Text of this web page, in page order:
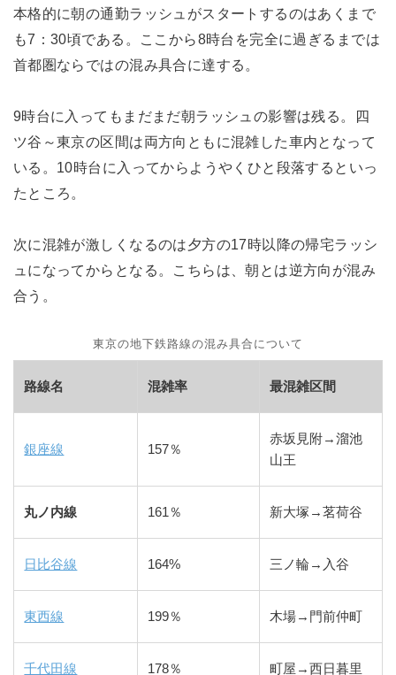
本格的に朝の通勤ラッシュがスタートするのはあくまで
も7：30頃である。ここから8時台を完全に過ぎるまでは
首都圏ならではの混み具合に達する。
9時台に入ってもまだまだ朝ラッシュの影響は残る。四
ツ谷～東京の区間は両方向ともに混雑した車内となって
いる。10時台に入ってからようやくひと段落するといっ
たところ。
次に混雑が激しくなるのは夕方の17時以降の帰宅ラッシ
ュになってからとなる。こちらは、朝とは逆方向が混み
合う。
東京の地下鉄路線の混み具合について
路線名 混雑率 最混雑区間
銀座線 157％
赤坂見附→溜池
山王
丸ノ内線 161％ 新大塚→茗荷谷
日比谷線 164% 三ノ輪→入谷
東西線 199％ 木場→門前仲町
千代田線 178％ 町屋→西日暮里